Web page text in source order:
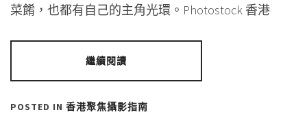
菜餚，也都有自己的主角光環。Photostock 香港
繼續閱讀
POSTED IN 香港聚焦攝影指南